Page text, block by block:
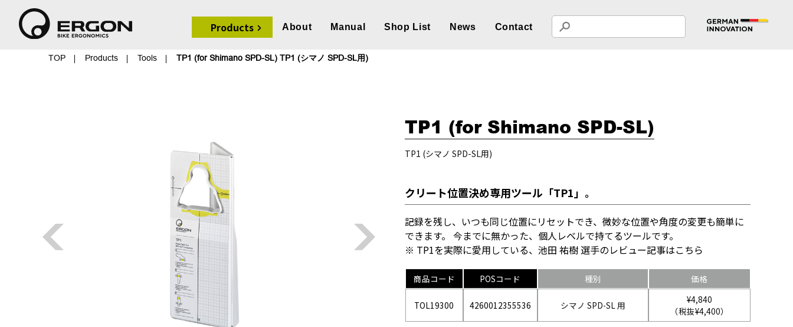
Products About Manual Shop List News Contact
TOP Products Tools TP1 (for Shimano SPD-SL) TP1 (シマノ SPD-SL用)
TP1 (for Shimano SPD-SL)
TP1 (シマノ SPD-SL用)
クリート位置決め専用ツール「TP1」。
記録を残し、いつも同じ位置にリセットでき、微妙な位置や角度の変更も簡単に
できます。 今までに無かった、個人レベルで持てるツールです。
※ TP1を実際に愛用している、池田 祐樹 選手のレビュー記事はこちら
商品コード POSコード 種別 価格
TOL19300 4260012355536 シマノ SPD-SL 用
¥4,840
（税抜¥4,400）